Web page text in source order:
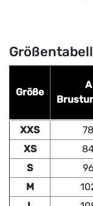
Größe
A
XXS
78
XS
S
96
M